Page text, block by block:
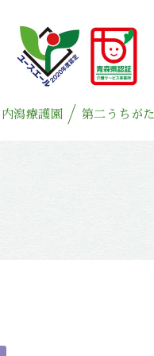
内潟療護園 第二うちがた